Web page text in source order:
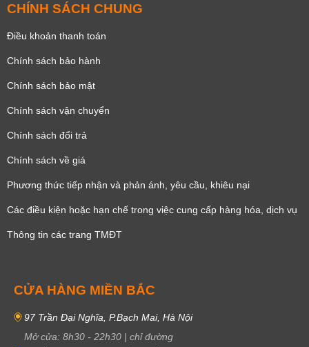
CHÍNH SÁCH CHUNG
Điều khoản thanh toán
Chính sách bảo hành
Chính sách bảo mật
Chính sách vận chuyển
Chính sách đổi trả
Chính sách về giá
Phương thức tiếp nhận và phản ánh, yêu cầu, khiêu nại
Các điều kiện hoặc hạn chế trong việc cung cấp hàng hóa, dịch vụ
Thông tin các trang TMĐT
CỬA HÀNG MIỀN BẮC
97 Trần Đại Nghĩa, P.Bạch Mai, Hà Nội
Mở cửa: 8h30 - 22h30 | chỉ đường